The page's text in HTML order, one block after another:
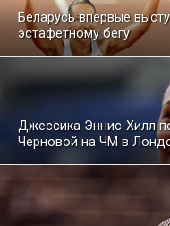
Беларусь впервые
эстафетному бегу
Джессика Эннис-Хилл
Черновой на ЧМ в